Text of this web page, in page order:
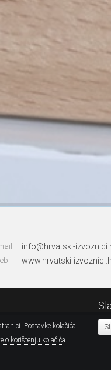
info@hrvatski-
www.hrvatski-
Postavke kolačića
o korištenju kolačića